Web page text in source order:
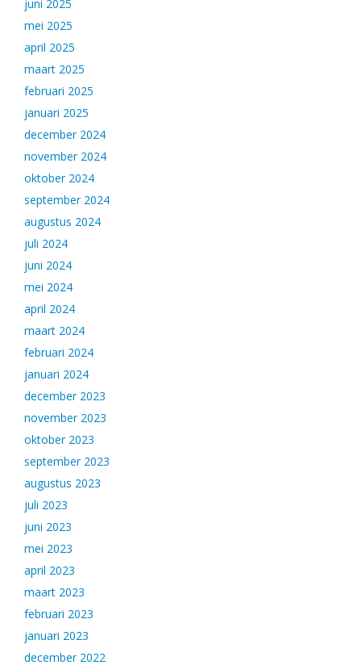
juni 2025
mei 2025
april 2025
maart 2025
februari 2025
januari 2025
december 2024
november 2024
oktober 2024
september 2024
augustus 2024
juli 2024
juni 2024
mei 2024
april 2024
maart 2024
februari 2024
januari 2024
december 2023
november 2023
oktober 2023
september 2023
augustus 2023
juli 2023
juni 2023
mei 2023
april 2023
maart 2023
februari 2023
januari 2023
december 2022